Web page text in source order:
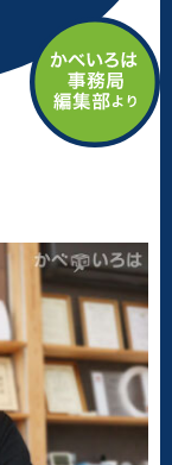
、外観の印象付け